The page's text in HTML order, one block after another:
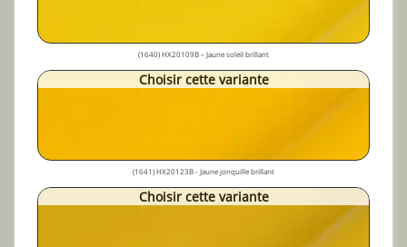
(1640) HX20109B – Jaune soleil brillant
Choisir cette variante
(1641) HX20123B - Jaune jonquille brillant
Choisir cette variante